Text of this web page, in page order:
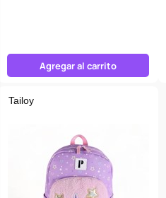
Agregar al carrito
Tailoy